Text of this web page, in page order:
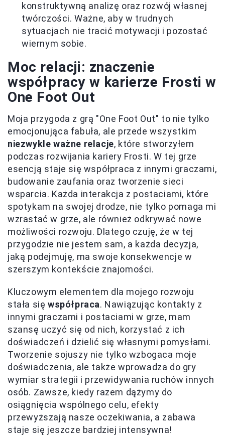
konstruktywną analizę oraz rozwój własnej
twórczości. Ważne, aby w trudnych
sytuacjach nie tracić motywacji i pozostać
wiernym sobie.
Moc relacji: znaczenie
współpracy w karierze Frosti w
One Foot Out
Moja przygoda z grą "One Foot Out" to nie tylko
emocjonująca fabuła, ale przede wszystkim
niezwykle ważne relacje, które stworzyłem
podczas rozwijania kariery Frosti. W tej grze
esencją staje się współpraca z innymi graczami,
budowanie zaufania oraz tworzenie sieci
wsparcia. Każda interakcja z postaciami, które
spotykam na swojej drodze, nie tylko pomaga mi
wzrastać w grze, ale również odkrywać nowe
możliwości rozwoju. Dlatego czuję, że w tej
przygodzie nie jestem sam, a każda decyzja,
jaką podejmuję, ma swoje konsekwencje w
szerszym kontekście znajomości.
Kluczowym elementem dla mojego rozwoju
stała się współpraca. Nawiązując kontakty z
innymi graczami i postaciami w grze, mam
szansę uczyć się od nich, korzystać z ich
doświadczeń i dzielić się własnymi pomysłami.
Tworzenie sojuszy nie tylko wzbogaca moje
doświadczenia, ale także wprowadza do gry
wymiar strategii i przewidywania ruchów innych
osób. Zawsze, kiedy razem dążymy do
osiągnięcia wspólnego celu, efekty
przewyższają nasze oczekiwania, a zabawa
staje się jeszcze bardziej intensywna!